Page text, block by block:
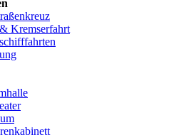
Kremserfahrt